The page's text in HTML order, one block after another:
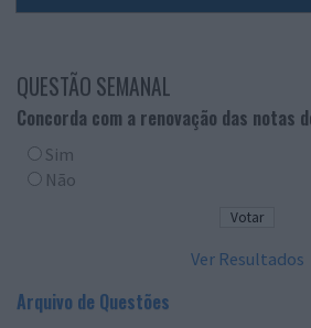
QUESTÃO SEMANAL
Concorda com a renovação das notas
Sim
Não
Ver Resultados
Arquivo de Questões